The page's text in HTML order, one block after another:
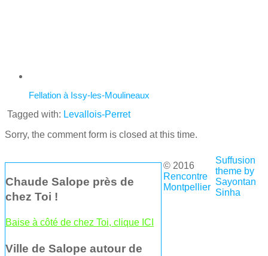
Fellation à Issy-les-Moulineaux
Tagged with: Levallois-Perret
Sorry, the comment form is closed at this time.
Chaude Salope près de
chez Toi !
Baise à côté de chez Toi, clique ICI
Ville de Salope autour de
© 2016
Rencontre
Montpellier
Suffusion
theme by
Sayontan
Sinha